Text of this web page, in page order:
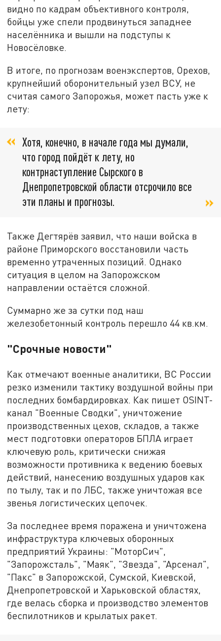
видно по кадрам объективного контроля,
бойцы уже спели продвинуться западнее
населённика и вышли на подступы к
Новосёловке.
В итоге, по прогнозам военэкспертов, Орехов,
крупнейший оборонительный узел ВСУ, не
считая самого Запорожья, может пасть уже к
лету:
Хотя, конечно, в начале года мы думали,
что город пойдёт к лету, но
контрнаступление Сырского в
Днепропетровской области отсрочило все
эти планы и прогнозы.
Также Дегтярёв заявил, что наши войска в
районе Приморского восстановили часть
временно утраченных позиций. Однако
ситуация в целом на Запорожском
направлении остаётся сложной.
Суммарно же за сутки под наш
железобетонный контроль перешло 44 кв.км.
"Срочные новости"
Как отмечают военные аналитики, ВС России
резко изменили тактику воздушной войны при
последних бомбардировках. Как пишет OSINT-
канал "Военные Сводки", уничтожение
производственных цехов, складов, а также
мест подготовки операторов БПЛА играет
ключевую роль, критически снижая
возможности противника к ведению боевых
действий, нанесению воздушных ударов как
по тылу, так и по ЛБС, также уничтожая все
звенья логистических цепочек.
За последнее время поражена и уничтожена
инфраструктура ключевых оборонных
предприятий Украины: "МоторСич",
"Запорожсталь", "Маяк", "Звезда", "Арсенал",
"Пакс" в Запорожской, Сумской, Киевской,
Днепропетровской и Харьковской областях,
где велась сборка и производство элементов
беспилотников и крылатых ракет.